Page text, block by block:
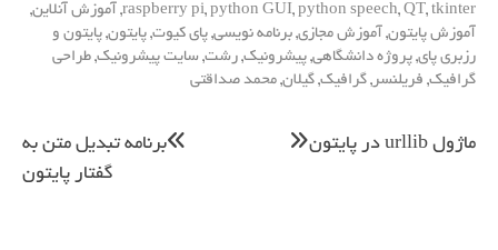
raspberry pi, python GUI, python speech, QT, tkinter
, آموزش آنلاین,
آموزش پایتون, آموزش مجازی, برنامه نویسی, پای کیوت, پایتون, پایتون و
رزبری پای, پروژه دانشگاهی, پیشرونیک, رشت, سایت پیشرونیک, طراحی
گرافیک, فریلنسر , گرافیک, گیلان, محمد صداقتی
نوشته
برنامه تبدیل متن به
گفتار پایتون
ماژول urllib در پایتون